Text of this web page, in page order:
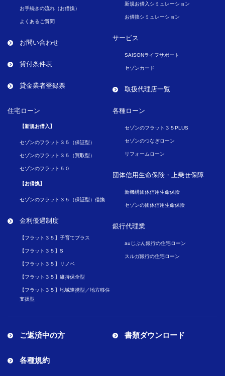
お手続きの流れ（お借換）
よくあるご質問
お問い合わせ
貸付条件表
貸金業者登録票
新規お借入シミュレーション
お借換シミュレーション
サービス
SAISONライフサポート
セゾンカード
取扱代理店一覧
住宅ローン
【新規お借入】
セゾンのフラット３５（保証型）
セゾンのフラット３５（買取型）
セゾンのフラット５０
【お借換】
セゾンのフラット３５（保証型）借換
金利優遇制度
【フラット３５】子育てプラス
【フラット３５】S
【フラット３５】リノベ
【フラット３５】維持保全型
【フラット３５】地域連携型／地方移住
支援型
各種ローン
セゾンのフラット３５PLUS
セゾンのつなぎローン
リフォームローン
団体信用生命保険・ 上乗せ保障
新機構団体信用生命保険
セゾンの団体信用生命保険
銀行代理業
auじぶん銀行の住宅ローン
スルガ銀行の住宅ローン
ご返済中の方 書類ダウンロード
各種規約